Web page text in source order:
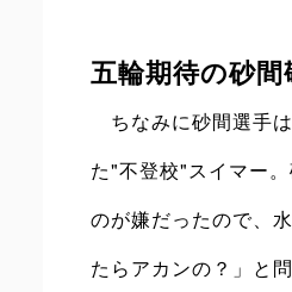
五輪期待の砂
ちなみに砂間選手
た"不登校"スイマー
のが嫌だったので、
たらアカンの？」と